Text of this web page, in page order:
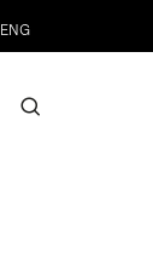
ENG
search